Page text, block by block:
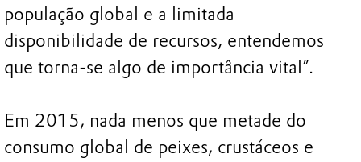
população global e a limitada
disponibilidade de recursos, entendemos
que torna-se algo de importância vital”.
Em 2015, nada menos que metade do
consumo global de peixes, crustáceos e